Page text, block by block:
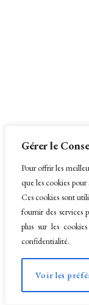
Gérer le
Pour offrir les
que les cookies
Ces cookies sont
fournir des services
plus sur les
confidentialité.
Voir les